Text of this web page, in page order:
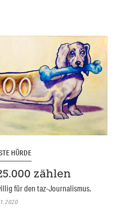
HÜRDE
zählen
für den taz-Journalismus.